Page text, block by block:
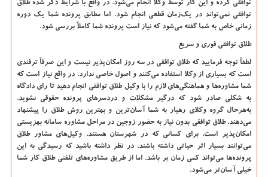
توافقی کرده و این کار توسط وکلا انجام می‌شود. در واقع با شرایط ذکر شده طلاق
توافقی نمی‌تواند در یک‌زمان قطعی انجام شود. اما مطابق پرونده شما یک دوره
زمانی خاص به شما گفته می‌شود که نیاز است پرونده شما کاملاً بررسی شود.
طلاق توافقی فوری و سریع
لطفاً توجه فرمایید که طلاق توافقی در سه روز امکان‌پذیر نیست و این صرفاً ترفندی
است که بسیاری از وکلا استفاده می‌کنند و اصول خاصی ندارد. در واقع نیاز است که
شما مشاوره‌ها و هماهنگی‌های لازم را با وکیل طلاق توافقی انجام دهید تا رای دادگاه
به شکلی صادر شود که درگیر مشکلات و دردسرهای پرونده حقوقی نشوید.
به‌هرحال گروه وکلای رهیار به شما آسان‌ترین و بهترین روش طلاق را پیشنهاد
می‌دهند. طلاق توافقی بدون نیاز به حضور زوجین در مراحل مشاوره سامانه بهزیستی
امکان‌پذیر است. برای کسانی که در شهرستان هستند. وکیل‌های مشاور طلاق
می‌توانند بسیار اثر حیاتی داشته باشند. در نظر داشته باشید که رسیدگی به این
پرونده‌ها می‌تواند کمی زمان بر باشد. اما از طریق مشاوره‌های تلفنی طلاق کار شما
خیلی آسان‌تر می‌شود.